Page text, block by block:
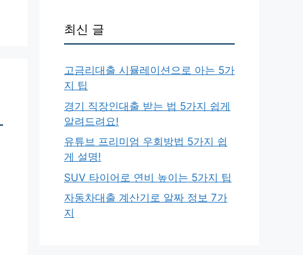
최신 글
고금리대출 시뮬레이션으로 아는 5가
지 팁
경기 직장인대출 받는 법 5가지 쉽게
알려드려요!
유튜브 프리미엄 우회방법 5가지 쉽
게 설명!
SUV 타이어로 연비 높이는 5가지 팁
자동차대출 계산기로 알짜 정보 7가
지